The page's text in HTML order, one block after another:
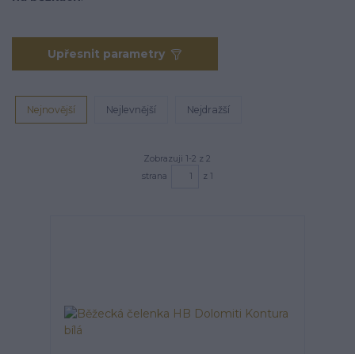
Upřesnit parametry
Nejnovější Nejlevnější Nejdražší
Zobrazuji 1-2 z 2
strana
z 1